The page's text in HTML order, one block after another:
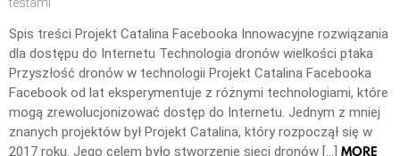
testami
Spis treści Projekt Catalina Facebooka Innowacyjne rozwiązania
dla dostępu do Internetu Technologia dronów wielkości ptaka
Przyszłość dronów w technologii Projekt Catalina Facebooka
Facebook od lat eksperymentuje z różnymi technologiami, które
mogą zrewolucjonizować dostęp do Internetu. Jednym z mniej
znanych projektów był Projekt Catalina, który rozpoczął się w
2017 roku. Jego celem było stworzenie sieci dronów […] MORE